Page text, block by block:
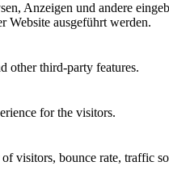
Anzeigen und andere
Website ausgeführt werden.
other third-party features.
for the visitors.
visitors, bounce rate, traffic